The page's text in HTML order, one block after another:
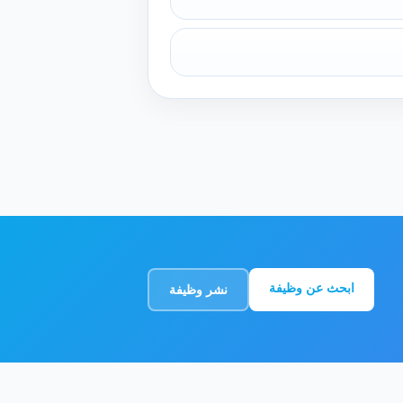
ابحث عن وظيفة نشر وظيفة